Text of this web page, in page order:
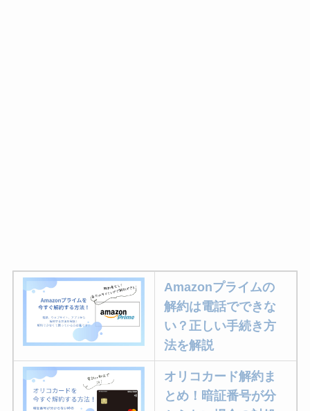
Amazonプライムの
解約は電話でできな
い？正しい手続き方
法を解説
オリコカード解約ま
とめ！暗証番号が分